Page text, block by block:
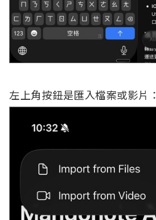
左上角按鈕是匯入檔案或影片：